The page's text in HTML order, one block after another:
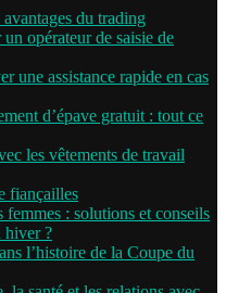
du trading
opérateur de saisie de
une assistance rapide en cas
d’épave gratuit : tout ce
les vêtements de travail
fiançailles
: solutions et conseils
hiver ?
l’histoire de la Coupe du